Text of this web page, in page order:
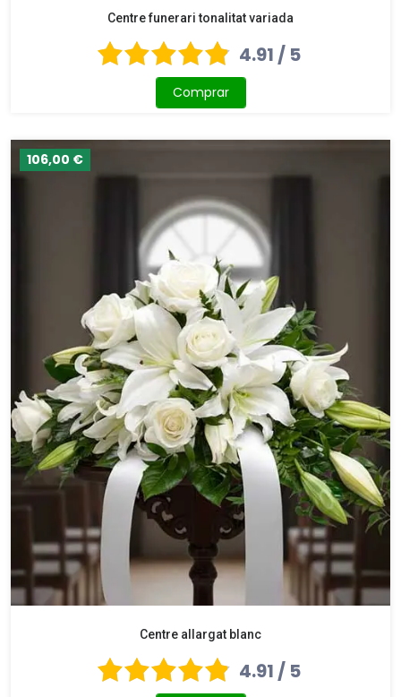
Centre funerari tonalitat variada
4.91 / 5
Comprar
106,00 €
Centre allargat blanc
4.91 / 5